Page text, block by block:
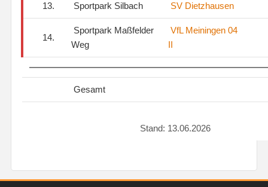
13. Sportpark Silbach SV Dietzhausen
14.
Sportpark Maßfelder
Weg
VfL Meiningen 04
II
Gesamt
Stand: 13.06.2026